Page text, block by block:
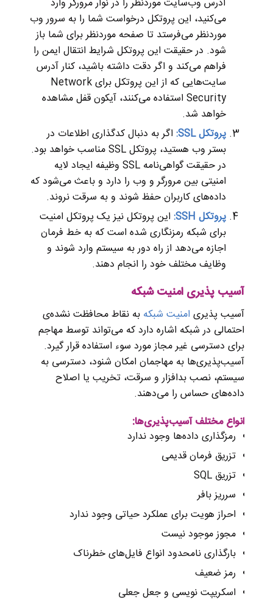
آدرس وب‌سایت موردنظر را در نوار مرورگر وارد
می‌کنید، این پروتکل درخواست شما را به سرور وب
موردنظر می‌فرستد تا صفحه موردنظر برای شما باز
شود. در حقیقت این پروتکل شرایط انتقال ایمن را
فراهم می‌کند و اگر دقت داشته باشید، کنار آدرس
سایت‌هایی که از این پروتکل برای Network
Security استفاده می‌کنند، آیکون قفل مشاهده
خواهد شد.
پروتکل SSL:
اگر به دنبال کدگذاری اطلاعات در
بستر وب هستید، پروتکل SSL مناسب خواهد بود.
در حقیقت گواهی‌نامه SSL وظیفه ایجاد لایه
امنیتی بین مرورگر و وب را دارد و باعث می‌شود که
داده‌های کاربران حفظ شوند و به سرقت نروند.
پروتکل SSH:
این پروتکل نیز یک پروتکل امنیت
برای شبکه رمزنگاری شده است که به خط فرمان
اجازه می‌دهد از راه دور به سیستم وارد شوند و
وظایف مختلف خود را انجام دهند.
آسیب پذیری امنیت شبکه
آسیب پذیری امنیت شبکه به نقاط محافظت نشده‌ی
احتمالی در شبکه اشاره دارد که می‌تواند توسط مهاجم
برای دسترسی غیر مجاز مورد سوء استفاده قرار گیرد.
آسیب‌پذیری‌ها به مهاجمان امکان شنود، دسترسی به
سیستم، نصب بدافزار و سرقت، تخریب یا اصلاح
داده‌های حساس را می‌دهند.
انواع مختلف آسیب‌پذیری‌ها:
رمزگذاری داده‌ها وجود ندارد
تزریق فرمان قدیمی
تزریق SQL
سرریز بافر
احراز هویت برای عملکرد حیاتی وجود ندارد
مجوز موجود نیست
بارگذاری نامحدود انواع فایل‌های خطرناک
رمز ضعیف
اسکریپت نویسی و جعل جعلی